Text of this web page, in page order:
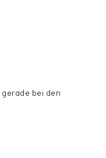
gerade bei den